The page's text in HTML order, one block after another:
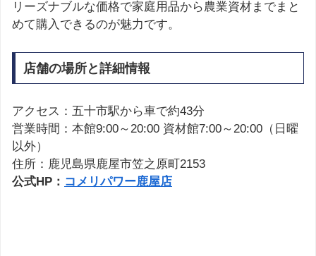
リーズナブルな価格で家庭用品から農業資材までまと
めて購入できるのが魅力です。
店舗の場所と詳細情報
アクセス：五十市駅から車で約43分
営業時間：本館9:00～20:00 資材館7:00～20:00（日曜
以外）
住所：鹿児島県鹿屋市笠之原町2153
公式HP： コメリパワー鹿屋店